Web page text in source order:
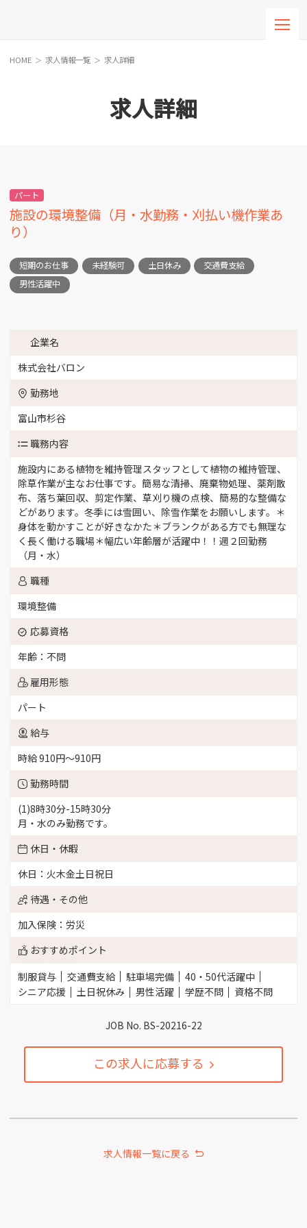
HOME 求人情報一覧 求人詳細
求人詳細
パート
施設の環境整備（月・水勤務・刈払い機作業あ
り）
短期のお仕事 未経験可 土日休み
交通費支給
男性活躍中
企業名
株式会社バロン
勤務地
富山市杉谷
職務内容
施設内にある植物を維持管理スタッフとして植物の維持管理、
除草作業が主なお仕事です。簡易な清掃、廃棄物処理、薬剤散
布、落ち葉回収、剪定作業、草刈り機の点検、簡易的な整備な
どがあります。冬季には雪囲い、除雪作業をお願いします。＊
身体を動かすことが好きなかた＊ブランクがある方でも無理な
く長く働ける職場＊幅広い年齢層が活躍中！！週２回勤務
（月・水）
職種
環境整備
応募資格
年齢：不問
雇用形態
パート
給与
時給 910円〜910円
勤務時間
(1)8時30分-15時30分
月・水のみ勤務です。
休日・休暇
休日：火木金土日祝日
待遇・その他
加入保険：労災
おすすめポイント
制服貸与
交通費支給 駐車場完備
40・50代活躍中
シニア応援
土日祝休み 男性活躍 学歴不問 資格不問
JOB No. BS-20216-22
この求人に応募する
求人情報一覧に戻る